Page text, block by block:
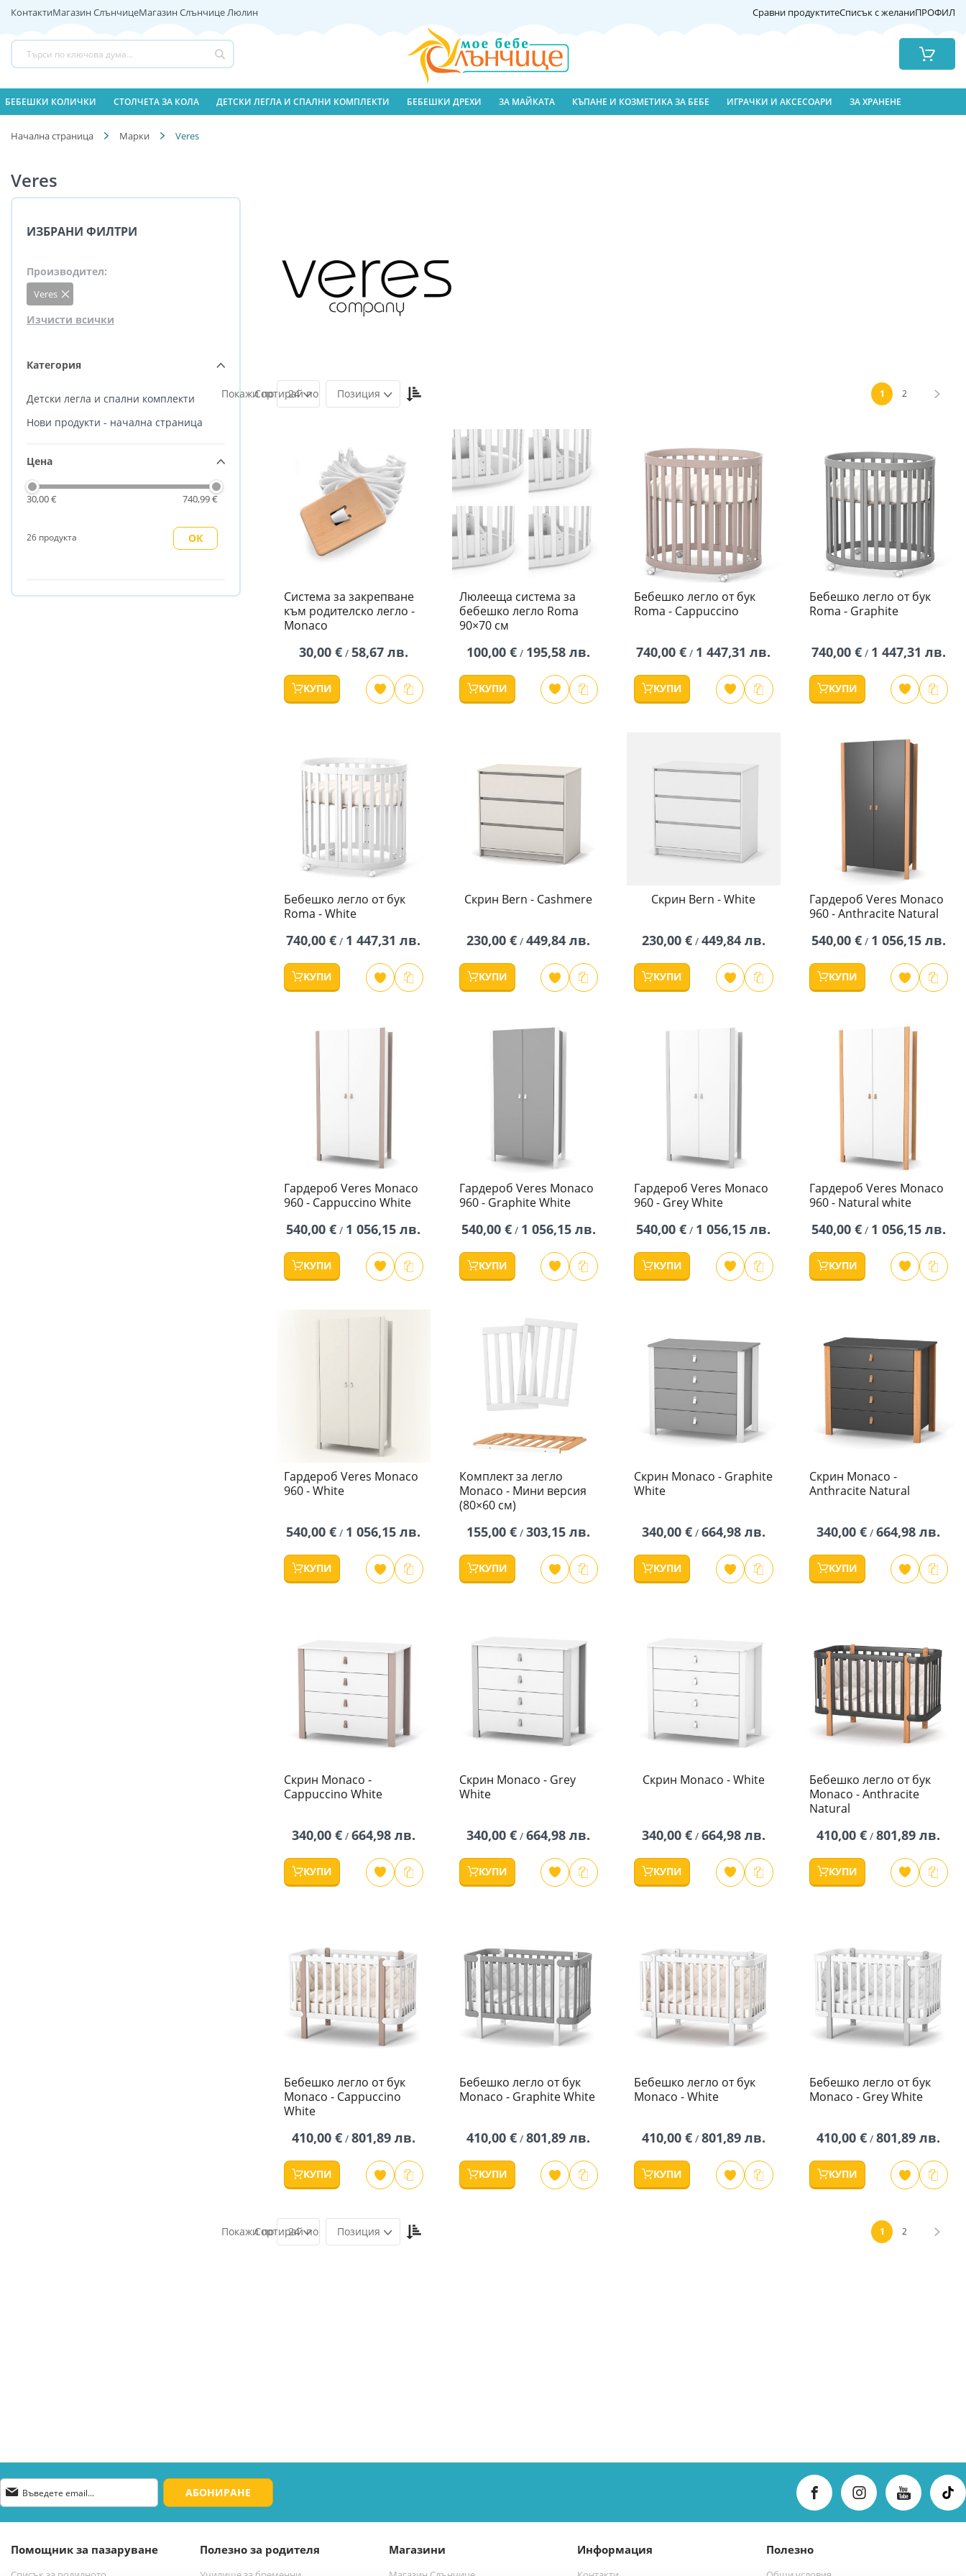
КонтактиМагазин СлънчицеМагазин Слънчице Люлин
Прескачане
съдържанието
Сравни продуктитеСписък с желаниПРОФИЛ
Търсене
Количка
БЕБЕШКИ КОЛИЧКИ СТОЛЧЕТА ЗА КОЛА ДЕТСКИ ЛЕГЛА И СПАЛНИ КОМПЛЕКТИ БЕБЕШКИ ДРЕХИ ЗА МАЙКАТА КЪПАНЕ И КОЗМЕТИКА ЗА БЕБЕ ИГРАЧКИ И АКСЕСОАРИ ЗА ХРАНЕНЕ
Начална страница Марки Veres
Veres
24 Позиция
Настрой
Страница
В момента четете
1 Страница
2
Система за закрепване
към родителско легло -
Monaco
30,00 €/ 58,67 лв.
КУПИ
Люлееща система за
бебешко легло Roma
90×70 см
100,00 € / 195,58 лв.
КУПИ
Бебешко легло от бук
Roma - Cappuccino
740,00 € / 1 447,31 лв.
КУПИ
Бебешко легло от бук
Roma - Graphite
740,00 €/ 1 447,31 лв.
КУПИ
Бебешко легло от бук
Roma - White
740,00 € / 1 447,31 лв.
КУПИ
Скрин Bern - Cashmere
230,00 € /449,84 лв.
КУПИ
Скрин Bern - White
230,00 €/ 449,84 лв.
КУПИ
Гардероб Veres Monaco
960 - Anthracite Natural
540,00 €/ 1 056,15 лв.
КУПИ
Гардероб Veres Monaco
960 - Cappuccino White
540,00 € / 1 056,15 лв.
КУПИ
Гардероб Veres Monaco
960 - Graphite White
540,00 €/ 1 056,15 лв.
КУПИ
Гардероб Veres Monaco
960 - Grey White
540,00 € / 1 056,15 лв.
КУПИ
Гардероб Veres Monaco
960 - Natural white
540,00 €/ 1 056,15 лв.
КУПИ
Гардероб Veres Monaco
960 - White
540,00 € / 1 056,15 лв.
КУПИ
Комплект за легло
Monaco - Мини версия
(80×60 см)
155,00 € /303,15 лв.
КУПИ
Скрин Monaco - Graphite
White
340,00 €/ 664,98 лв.
КУПИ
Скрин Monaco -
Anthracite Natural
340,00 € /664,98 лв.
КУПИ
Скрин Monaco -
Cappuccino White
340,00 €/ 664,98 лв.
КУПИ
Скрин Monaco - Grey
White
340,00 € /664,98 лв.
КУПИ
Скрин Monaco - White
340,00 €/ 664,98 лв.
КУПИ
Бебешко легло от бук
Monaco - Anthracite
Natural
410,00 € /801,89 лв.
КУПИ
Бебешко легло от бук
Monaco - Cappuccino
White
410,00 €/ 801,89 лв.
КУПИ
Бебешко легло от бук
Monaco - Graphite White
410,00 € /801,89 лв.
КУПИ
Бебешко легло от бук
Monaco - White
410,00 €/ 801,89 лв.
КУПИ
Бебешко легло от бук
Monaco - Grey White
410,00 € /801,89 лв.
КУПИ
24 Позиция
Настрой
Страница
В момента четете
1 Страница
2
по
ИЗБРАНИ ФИЛТРИ
Производител
Veres
този
елемент
Изчисти всички
Категория
Детски легла и спални комплекти
Нови продукти - начална страница
Цена
30,00 € 740,99 €
26 продукта ОК
Абонирай
се
бюлетин:
АБОНИРАНЕ
Помощник за пазаруване Полезно за родителя Магазини Информация Полезно